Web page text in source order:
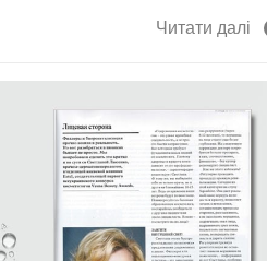
Читати далі